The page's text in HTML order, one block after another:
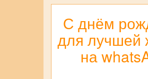
С днём
для лучшей
на